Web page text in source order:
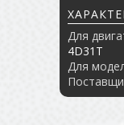
Для
4D31T
Для